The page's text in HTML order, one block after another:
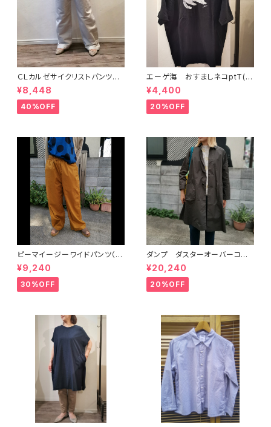
ＣＬカルゼサイクリストパンツ
（7214P005) NATURAL L
AUNDRY ナチュラルランドリ
ー
¥8,448
40%OFF
エーゲ海 おすましネコptT(8
214C026) GRIN グリン
¥4,400
20%OFF
ピーマイージーワイドパンツ（7
212S001) NATURALLAUND
RY ナチュラルランドリー
¥9,240
30%OFF
ダンプ ダスターオーバーコー
ト（NATURAL LAUNDRY ナチ
ュラルランドリー）
¥20,240
20%OFF